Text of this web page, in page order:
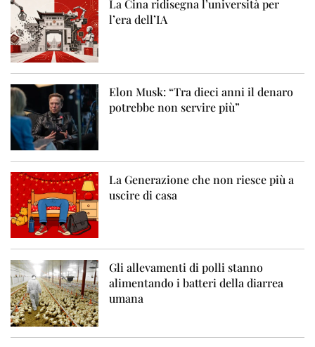
La Cina ridisegna l’università per
l’era dell’IA
Elon Musk: “Tra dieci anni il denaro
potrebbe non servire più”
La Generazione che non riesce più a
uscire di casa
Gli allevamenti di polli stanno
alimentando i batteri della diarrea
umana